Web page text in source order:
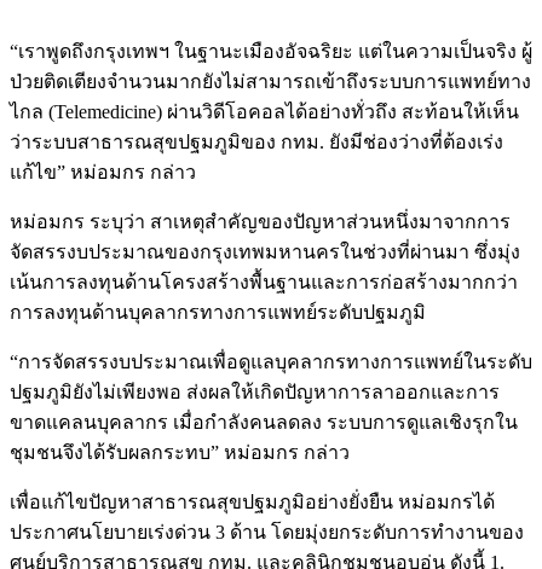
“เราพูดถึงกรุงเทพฯ ในฐานะเมืองอัจฉริยะ แต่ในความเป็นจริง ผู้
ป่วยติดเตียงจำนวนมากยังไม่สามารถเข้าถึงระบบการแพทย์ทาง
ไกล (Telemedicine) ผ่านวิดีโอคอลได้อย่างทั่วถึง สะท้อนให้เห็น
ว่าระบบสาธารณสุขปฐมภูมิของ กทม. ยังมีช่องว่างที่ต้องเร่ง
แก้ไข” หม่อมกร กล่าว
หม่อมกร ระบุว่า สาเหตุสำคัญของปัญหาส่วนหนึ่งมาจากการ
จัดสรรงบประมาณของกรุงเทพมหานครในช่วงที่ผ่านมา ซึ่งมุ่ง
เน้นการลงทุนด้านโครงสร้างพื้นฐานและการก่อสร้างมากกว่า
การลงทุนด้านบุคลากรทางการแพทย์ระดับปฐมภูมิ
“การจัดสรรงบประมาณเพื่อดูแลบุคลากรทางการแพทย์ในระดับ
ปฐมภูมิยังไม่เพียงพอ ส่งผลให้เกิดปัญหาการลาออกและการ
ขาดแคลนบุคลากร เมื่อกำลังคนลดลง ระบบการดูแลเชิงรุกใน
ชุมชนจึงได้รับผลกระทบ” หม่อมกร กล่าว
เพื่อแก้ไขปัญหาสาธารณสุขปฐมภูมิอย่างยั่งยืน หม่อมกรได้
ประกาศนโยบายเร่งด่วน 3 ด้าน โดยมุ่งยกระดับการทำงานของ
ศูนย์บริการสาธารณสุข กทม. และคลินิกชุมชนอบอุ่น ดังนี้ 1.